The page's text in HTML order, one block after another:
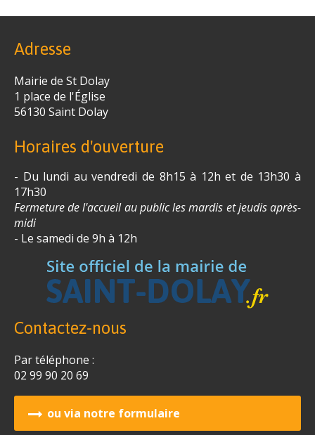
Adresse
Mairie de St Dolay
1 place de l'Église
56130 Saint­ Dolay
Horaires d'ouverture
- Du lundi au vendredi de 8h15 à 12h et de 13h30 à
17h30
Fermeture de l'accueil au public les mardis et jeudis après-
midi
- Le samedi de 9h à 12h
Contactez-nous
Par téléphone :
02 99 90 20 69
ou via notre formulaire